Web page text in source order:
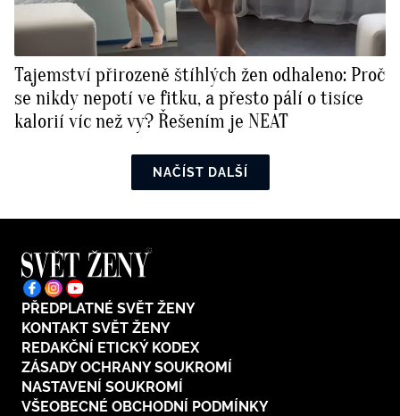
Tajemství přirozeně štíhlých žen odhaleno: Proč
se nikdy nepotí ve fitku, a přesto pálí o tisíce
kalorií víc než vy? Řešením je NEAT
NAČÍST DALŠÍ
PŘEDPLATNÉ SVĚT ŽENY
KONTAKT SVĚT ŽENY
REDAKČNÍ ETICKÝ KODEX
ZÁSADY OCHRANY SOUKROMÍ
NASTAVENÍ SOUKROMÍ
VŠEOBECNÉ OBCHODNÍ PODMÍNKY